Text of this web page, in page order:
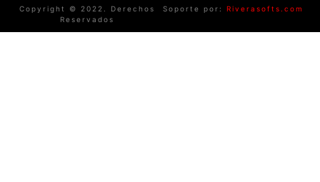
Copyright © 2022. Derechos
Reservados
Soporte por: Riverasofts.com